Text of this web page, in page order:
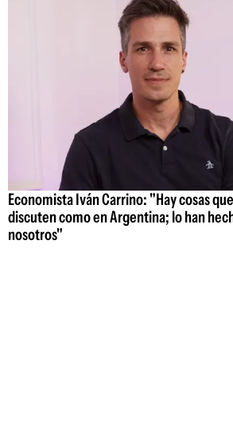
Economista Iván Carrino: "Hay cosas
discuten como en Argentina; lo han
nosotros"